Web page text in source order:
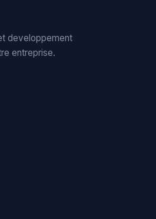
developpement
entreprise.